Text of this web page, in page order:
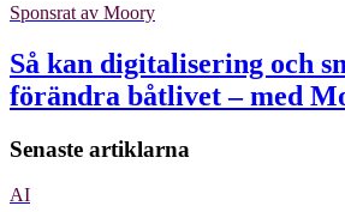
Sponsrat av Moory
Så kan digitalisering och
förändra båtlivet – med
Senaste artiklarna
AI